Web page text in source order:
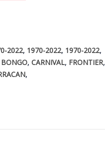
2022, 1970-2022, 1970-2022,
BONGO,CARNIVAL, FRONTIER,
,